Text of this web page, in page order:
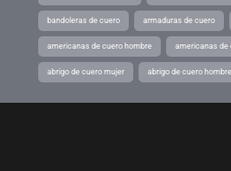
bandoleras de cuero armaduras de cuero
americanas de cuero hombre americanas de
abrigo de cuero mujer abrigo de cuero hombre